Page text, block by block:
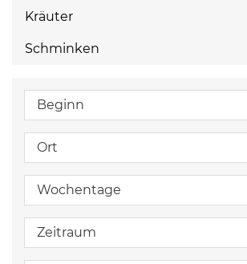
Kräuter
Schminken
Beginn
Ort
Wochentage
Zeitraum